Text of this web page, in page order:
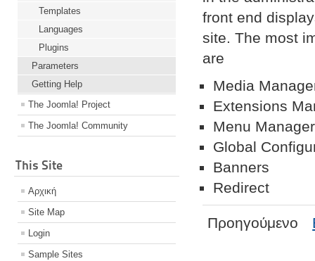
Templates
Languages
Plugins
Parameters
Getting Help
The Joomla! Project
The Joomla! Community
This Site
Αρχική
Site Map
Login
Sample Sites
front end
site. The most
are
Media
Extensions
Menu Manager
Global
Banners
Redirect
Προηγούμενο